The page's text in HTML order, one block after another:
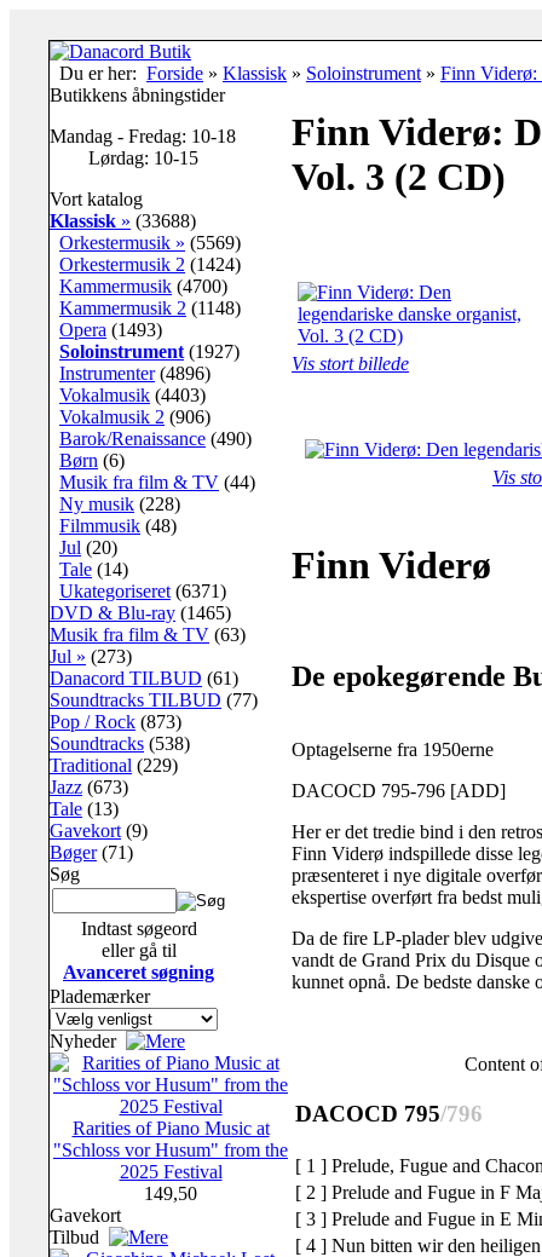
Du er her: Forside » Klassisk » Soloinstrument » Finn Viderø:
Butikkens åbningstider
Mandag - Fredag: 10-18
Lørdag: 10-15
Vort katalog
Klassisk » (33688)
Orkestermusik » (5569)
Orkestermusik 2 (1424)
Kammermusik (4700)
Kammermusik 2 (1148)
Opera (1493)
Soloinstrument (1927)
Instrumenter(4896)
Vokalmusik (4403)
Vokalmusik 2 (906)
Barok/Renaissance (490)
Børn (6)
Musik fra film & TV (44)
Ny musik (228)
Filmmusik (48)
Jul (20)
Tale (14)
Ukategoriseret (6371)
DVD & Blu-ray (1465)
Musik fra film & TV (63)
Jul » (273)
Danacord TILBUD (61)
Soundtracks TILBUD (77)
Pop / Rock (873)
Soundtracks (538)
Traditional (229)
Jazz (673)
Tale (13)
Gavekort (9)
Bøger(71)
Søg
Indtast søgeord
eller gå til
Avanceret søgning
Plademærker
Nyheder
Rarities of Piano Music at
"Schloss vor Husum" from the
2025 Festival
149,50
Gavekort
Tilbud
Finn Viderø:
Vol. 3 (2 CD)
Vis stort billede
Vis
Finn Viderø
De epokegørende
Optagelserne fra 1950erne
DACOCD 795-796 [ADD]
Her er det tredie bind i den
Finn Viderø indspillede disse
præsenteret i nye digitale
ekspertise overført fra bedst
Da de fire LP-plader blev
vandt de Grand Prix du Disque
kunnet opnå. De bedste danske
Content
DACOCD 795/796
[ 1 ] Prelude, Fugue and
[ 2 ] Prelude and Fugue in F
[ 3 ] Prelude and Fugue in E
[ 4 ] Nun bitten wir den